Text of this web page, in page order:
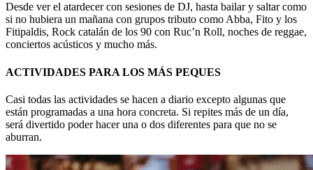
Desde ver el atardecer con sesiones de DJ, hasta bailar y saltar como
si no hubiera un mañana con grupos tributo como Abba, Fito y los
Fitipaldis, Rock catalán de los 90 con Ruc’n Roll, noches de reggae,
conciertos acústicos y mucho más.
ACTIVIDADES PARA LOS MÁS PEQUES
Casi todas las actividades se hacen a diario excepto algunas que
están programadas a una hora concreta. Si repites más de un día,
será divertido poder hacer una o dos diferentes para que no se
aburran.